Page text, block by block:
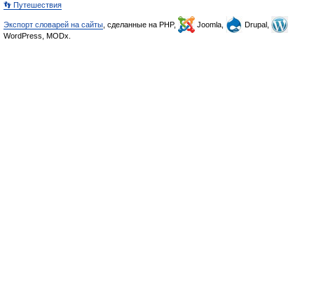
👣 Путешествия
Экспорт словарей на сайты , сделанные на PHP, Joomla,
Drupal,
WordPress, MODx.